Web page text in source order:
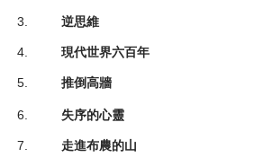
3. 逆思維
4. 現代世界六百年
5. 推倒高牆
6. 失序的心靈
7. 走進布農的山